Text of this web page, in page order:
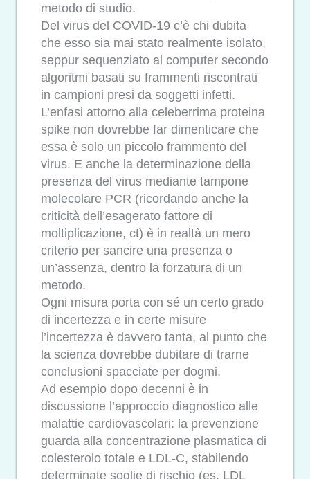
metodo di studio.
Del virus del COVID-19 c’è chi dubita
che esso sia mai stato realmente isolato,
seppur sequenziato al computer secondo
algoritmi basati su frammenti riscontrati
in campioni presi da soggetti infetti.
L’enfasi attorno alla celeberrima proteina
spike non dovrebbe far dimenticare che
essa è solo un piccolo frammento del
virus. E anche la determinazione della
presenza del virus mediante tampone
molecolare PCR (ricordando anche la
criticità dell’esagerato fattore di
moltiplicazione, ct) è in realtà un mero
criterio per sancire una presenza o
un’assenza, dentro la forzatura di un
metodo.
Ogni misura porta con sé un certo grado
di incertezza e in certe misure
l’incertezza è davvero tanta, al punto che
la scienza dovrebbe dubitare di trarne
conclusioni spacciate per dogmi.
Ad esempio dopo decenni è in
discussione l’approccio diagnostico alle
malattie cardiovascolari: la prevenzione
guarda alla concentrazione plasmatica di
colesterolo totale e LDL-C, stabilendo
determinate soglie di rischio (es. LDL